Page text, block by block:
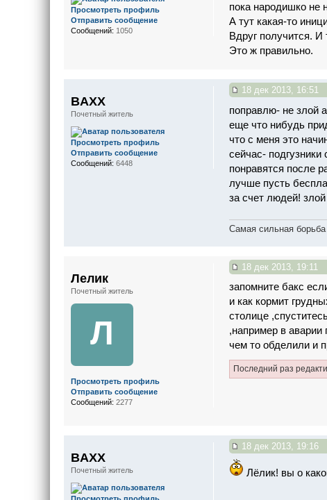
пока народишко не
А тут какая-то
Вдруг получится. И
Это ж правильно.
Просмотреть профиль
Отправить сообщение
Сообщений: 1050
18 дек 2013, 16:51
поправлю- не злой
еще что нибудь
что с меня это
сейчас-
понравятся после
лучше пусть
за счет людей!
Самая сильная
BAXX
Почетный житель
Просмотреть профиль
Отправить сообщение
Сообщений: 6448
18 дек 2013, 19:11
запомните бакс
и как кормит
столице
,например в аварии
чем то обделили и
Последний раз
Лелик
Почетный житель
Л
Просмотреть профиль
Отправить сообщение
Сообщений: 2277
18 дек 2013, 19:16
Лёлик! вы о
BAXX
Почетный житель